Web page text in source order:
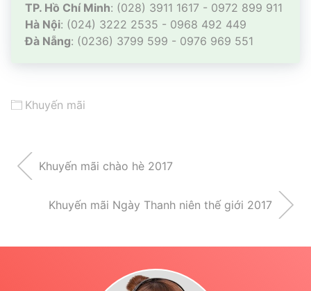
TP. Hồ Chí Minh: (028) 3911 1617 - 0972 899 911
Hà Nội: (024) 3222 2535 - 0968 492 449
Đà Nẵng: (0236) 3799 599 - 0976 969 551
Khuyến mãi
Khuyến mãi chào hè 2017
Khuyến mãi Ngày Thanh niên thế giới 2017